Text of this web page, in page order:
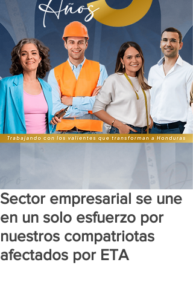
Sector empresarial se une
en un solo esfuerzo por
nuestros compatriotas
afectados por ETA